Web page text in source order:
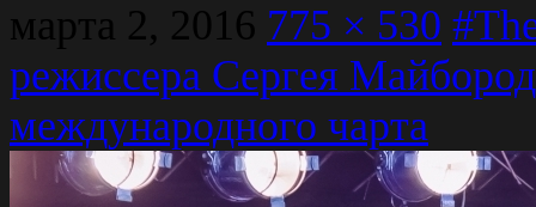
марта 2, 2016 775 × 530
режиссера Сергея
международного чарта